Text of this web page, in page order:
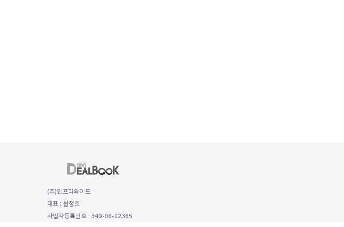
(주)인프라와이드
대표 : 원정호
사업자등록번호 : 340-86-02365